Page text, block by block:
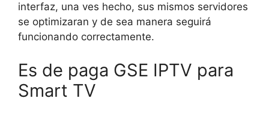
interfaz, una ves hecho, sus mismos servidores
se optimizaran y de sea manera seguirá
funcionando correctamente.
Es de paga GSE IPTV para
Smart TV